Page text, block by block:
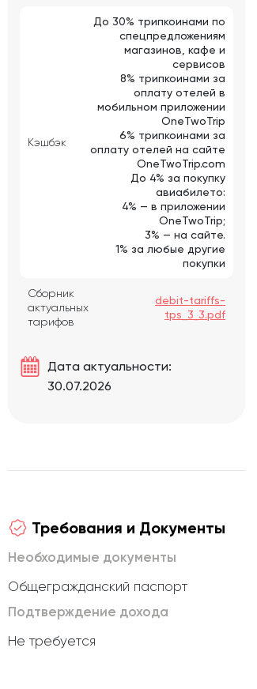
Кэшбэк
До 30% трипкоинами по
спецпредложениям
магазинов, кафе и
сервисов
8% трипкоинами за
оплату отелей в
мобильном приложении
OneTwoTrip
6% трипкоинами за
оплату отелей на сайте
OneTwoTrip.com
До 4% за покупку
авиабилето:
4% — в приложении
OneTwoTrip;
3% — на сайте.
1% за любые другие
покупки
Сборник
актуальных
тарифов
debit-tariffs-
tps_3_3.pdf
Дата актуальности:
30.07.2026
Требования и Документы
Необходимые документы
Общегражданский паспорт
Подтверждение дохода
Не требуется